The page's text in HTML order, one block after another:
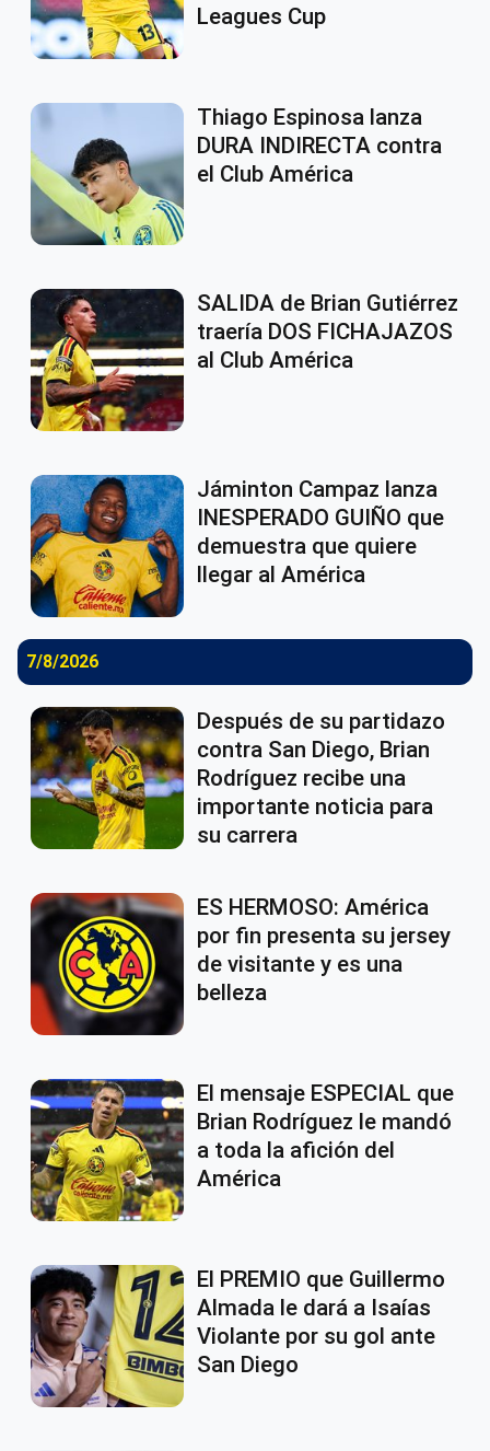
Leagues Cup
Thiago Espinosa lanza
DURA INDIRECTA contra
el Club América
SALIDA de Brian Gutiérrez
traería DOS FICHAJAZOS
al Club América
Jáminton Campaz lanza
INESPERADO GUIÑO que
demuestra que quiere
llegar al América
7/8/2026
Después de su partidazo
contra San Diego, Brian
Rodríguez recibe una
importante noticia para
su carrera
ES HERMOSO: América
por fin presenta su jersey
de visitante y es una
belleza
El mensaje ESPECIAL que
Brian Rodríguez le mandó
a toda la afición del
América
El PREMIO que Guillermo
Almada le dará a Isaías
Violante por su gol ante
San Diego